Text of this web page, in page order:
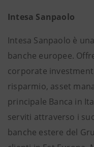
Intesa Sanpaolo
Intesa Sanpaolo è
banche europee.
corporate
risparmio, asset
principale Banca in
serviti attraverso i
banche estere del